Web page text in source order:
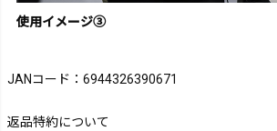
使用イメージ③
JANコード：6944326390671
返品特約について